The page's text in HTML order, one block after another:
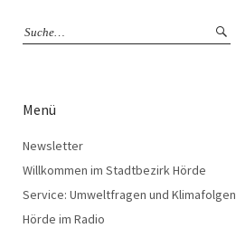
Menü
Newsletter
Willkommen im Stadtbezirk Hörde
Service: Umweltfragen und Klimafolgen
Hörde im Radio